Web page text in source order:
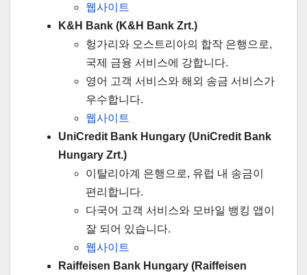
웹사이트
K&H Bank (K&H Bank Zrt.)
헝가리와 오스트리아의 합작 은행으로,
국제 금융 서비스에 강합니다.
영어 고객 서비스와 해외 송금 서비스가
우수합니다.
웹사이트
UniCredit Bank Hungary (UniCredit Bank
Hungary Zrt.)
이탈리아계 은행으로, 유럽 내 송금이
편리합니다.
다국어 고객 서비스와 모바일 뱅킹 앱이
잘 되어 있습니다.
웹사이트
Raiffeisen Bank Hungary (Raiffeisen